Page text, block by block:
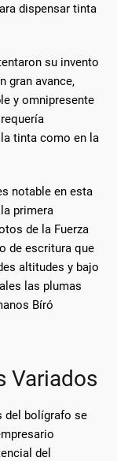
dispensar tinta
su invento
gran avance,
y omnipresente
tinta como en la
notable en esta
primera
de la Fuerza
de escritura que
altitudes y bajo
las plumas
Bíró
Variados
del bolígrafo se
del